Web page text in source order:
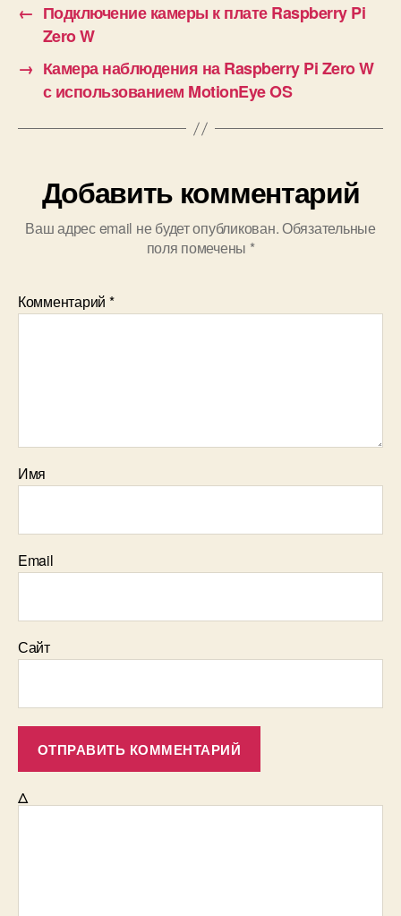
← Подключение камеры к плате Raspberry Pi
Zero W
→ Камера наблюдения на Raspberry Pi Zero W
с использованием MotionEye OS
Добавить комментарий
Ваш адрес email не будет опубликован.Обязательные
поля помечены *
Комментарий *
Имя
Email
Сайт
Δ